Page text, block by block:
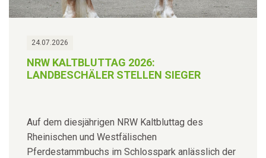
24.07.2026
NRW KALTBLUTTAG 2026:
LANDBESCHÄLER STELLEN SIEGER
Auf dem diesjährigen NRW Kaltbluttag des
Rheinischen und Westfälischen
Pferdestammbuchs im Schlosspark anlässlich der